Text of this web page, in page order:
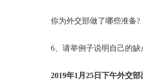
你为外交部做了哪些准备?
6、请举例子说明自己的
2019年1月25日下午外交部